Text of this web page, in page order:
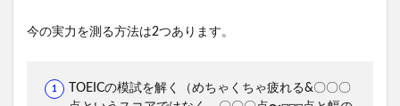
今の実力を測る方法は2つあります。
TOEICの模試を解く（めちゃくちゃ疲れる&〇〇〇